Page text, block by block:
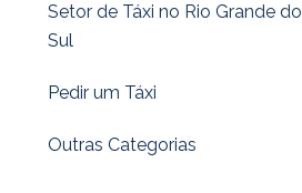
Setor de Táxi no Rio Grande do
Sul
Pedir um Táxi
Outras Categorias